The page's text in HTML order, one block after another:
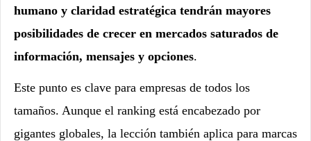
humano y claridad estratégica tendrán mayores
posibilidades de crecer en mercados saturados de
información, mensajes y opciones.
Este punto es clave para empresas de todos los
tamaños. Aunque el ranking está encabezado por
gigantes globales, la lección también aplica para marcas